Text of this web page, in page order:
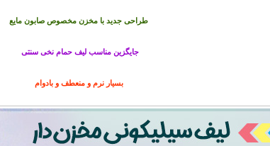
طراحی جدید با مخزن مخصوص صابون مایع
جایگزین مناسب لیف حمام نخی سنتی
بسیار نرم و منعطف و بادوام